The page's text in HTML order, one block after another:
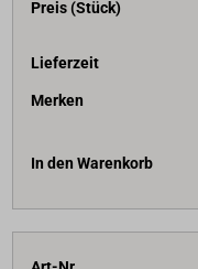
Preis (Stück)
Lieferzeit
Merken
In den Warenkorb